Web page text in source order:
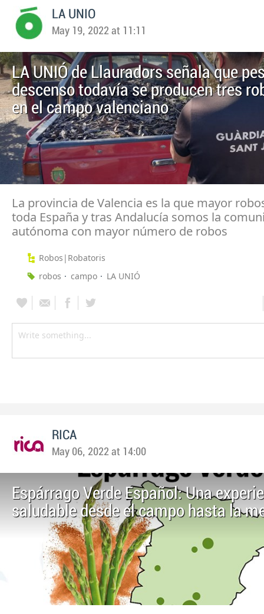
LA UNIO
May 19, 2022 at 11:11
LA UNIÓ de Llauradors señala que
descenso todavía se producen tres
en el campo valenciano
La provincia de Valencia es la que mayor
toda España y tras Andalucía somos la
autónoma con mayor número de robos
Robos|Robatoris
robos
campo LA UNIÓ
RICA
May 06, 2022 at 14:00
Espárrago Verde Español: Una
saludable desde el campo hasta la